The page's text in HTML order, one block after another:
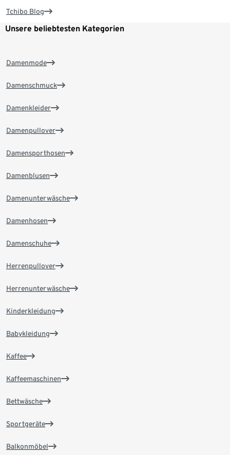
Tchibo Blog
Unsere beliebtesten Kategorien
Damenmode
Damenschmuck
Damenkleider
Damenpullover
Damensporthosen
Damenblusen
Damenunterwäsche
Damenhosen
Damenschuhe
Herrenpullover
Herrenunterwäsche
Kinderkleidung
Babykleidung
Kaffee
Kaffeemaschinen
Bettwäsche
Sportgeräte
Balkonmöbel